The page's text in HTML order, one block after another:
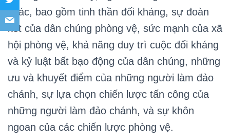
khác, bao gồm tinh thần đối kháng, sự đoàn
kết của dân chúng phòng vệ, sức mạnh của xã
hội phòng vệ, khả năng duy trì cuộc đối kháng
và kỷ luật bất bạo động của dân chúng, những
ưu và khuyết điểm của những người làm đảo
chánh, sự lựa chọn chiến lược tấn công của
những người làm đảo chánh, và sự khôn
ngoan của các chiến lược phòng vệ.